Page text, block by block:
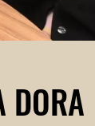
DORA